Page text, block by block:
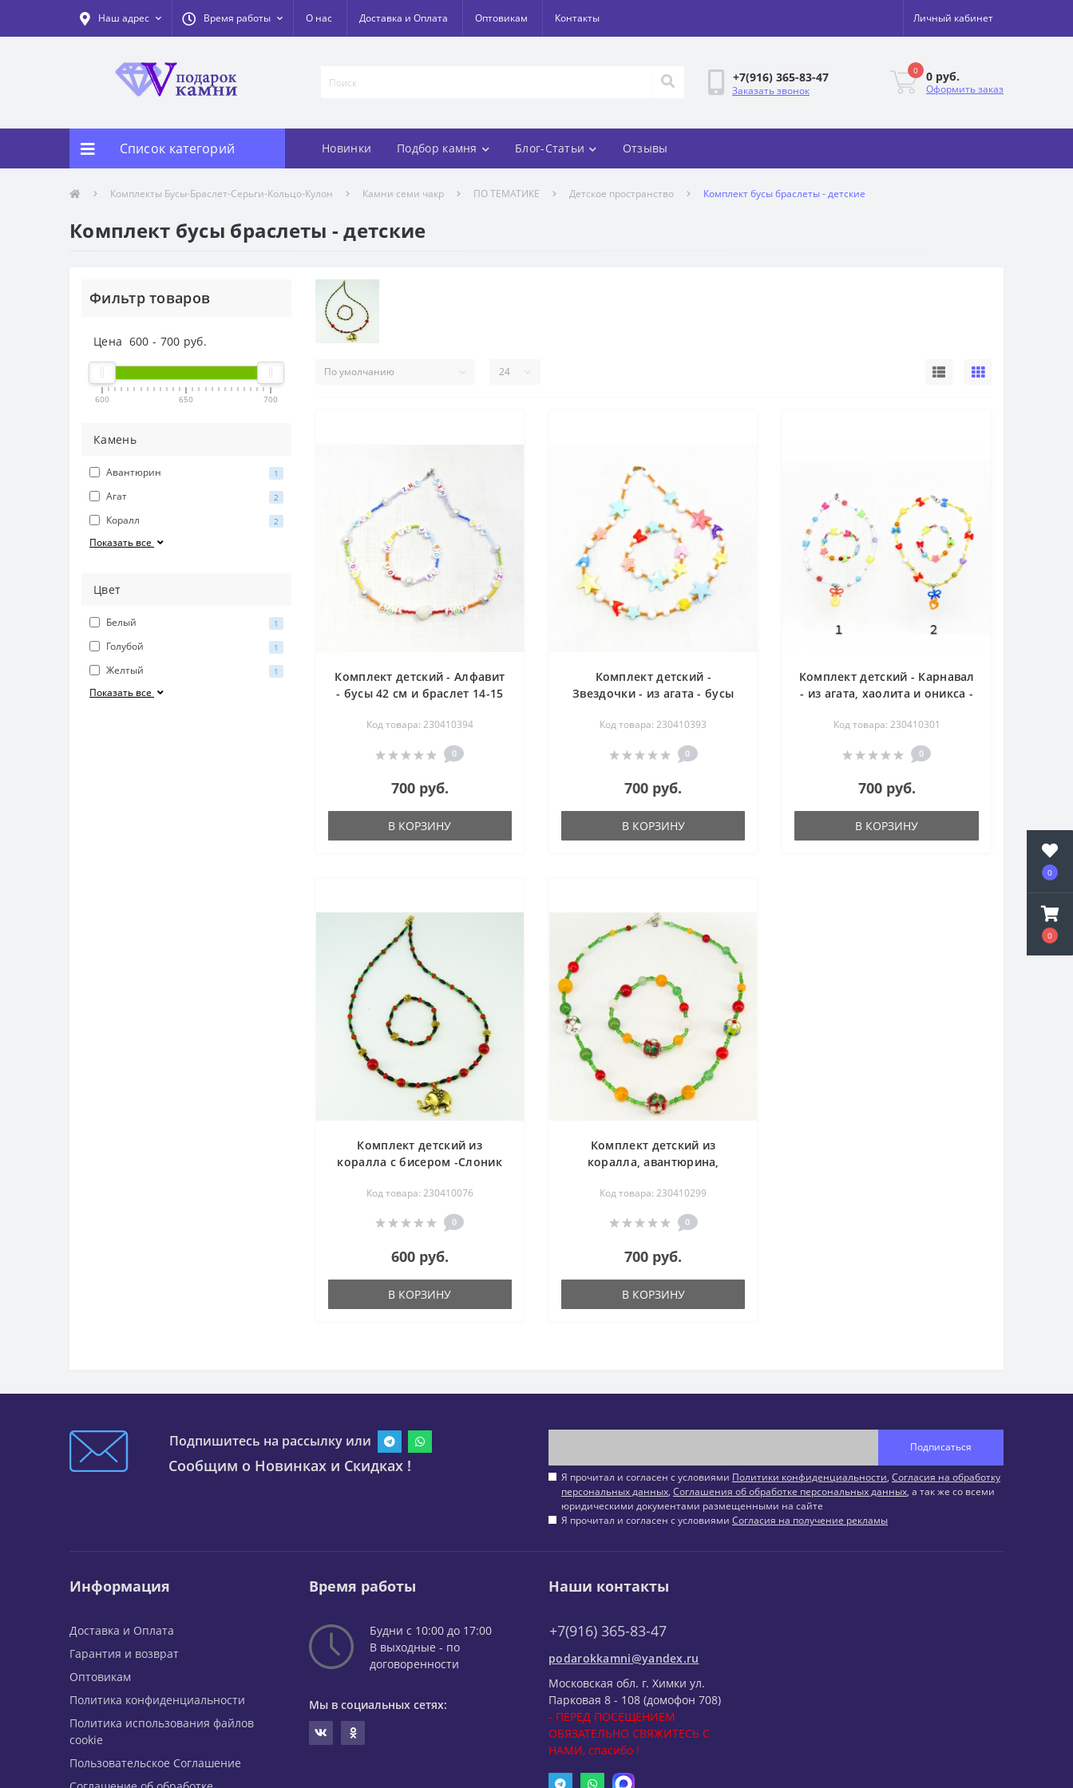
0
0
Наш адрес Время работы О нас Доставка и Оплата Оптовикам Контакты Личный кабинет
+7(916) 365-83-47
Заказать звонок
0 0 руб.
Оформить заказ
Список категорий Новинки Подбор камня Блог-Статьи Отзывы
Комплекты Бусы-Браслет-Серьги-Кольцо-Кулон Камни семи чакр ПО ТЕМАТИКЕ Детское пространство Комплект бусы браслеты - детские
Комплект бусы браслеты - детские
Фильтр товаров
Цена 600 - 700 руб.
600 650 700
Камень
Авантюрин 1
Агат 2
Коралл 2
Показать все
Цвет
Белый 1
Голубой 1
Желтый 1
Показать все
Комплект детский - Алфавит
- бусы 42 см и браслет 14-15
Код товара: 230410394
0
700 руб.
В КОРЗИНУ
Комплект детский -
Звездочки - из агата - бусы
Код товара: 230410393
0
700 руб.
В КОРЗИНУ
Комплект детский - Карнавал
- из агата, хаолита и оникса -
см
Код товара: 230410301
0
700 руб.
В КОРЗИНУ
Комплект детский из
коралла с бисером -Слоник
10 см
Код товара: 230410076
0
600 руб.
В КОРЗИНУ
Комплект детский из
коралла, авантюрина,
Весна - бусы 42 см, браслет
Код товара: 230410299
0
700 руб.
В КОРЗИНУ
Подпишитесь на рассылку или
Сообщим о Новинках и Скидках !
Подписаться
Я прочитал и согласен с условиями Политики конфиденциальности, Согласия на обработку
персональных данных, Соглашения об обработке персональных данных, а так же со всеми
юридическими документами размещенными на сайте
Я прочитал и согласен с условиями Согласия на получение рекламы
Информация
Доставка и Оплата
Гарантия и возврат
Оптовикам
Политика конфиденциальности
Политика использования файлов
cookie
Пользовательское Соглашение
Время работы
Будни с 10:00 до 17:00
В выходные - по
договоренности
Мы в социальных сетях:
Наши контакты
+7(916) 365-83-47
podarokkamni@yandex.ru
Московская обл. г. Химки ул.
Парковая 8 - 108 (домофон 708)
- ПЕРЕД ПОСЕЩЕНИЕМ
ОБЯЗАТЕЛЬНО СВЯЖИТЕСЬ С
НАМИ, спасибо !